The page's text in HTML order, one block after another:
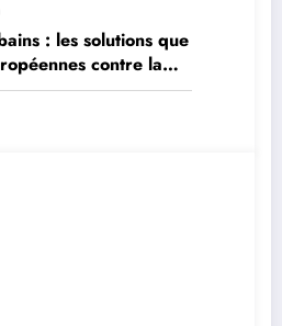
: les solutions que
contre la